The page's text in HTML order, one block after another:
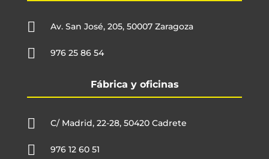
 Av. San José, 205, 50007 Zaragoza
 976 25 86 54
Fábrica y oficinas
 C/ Madrid, 22-28, 50420 Cadrete
 976 12 60 51